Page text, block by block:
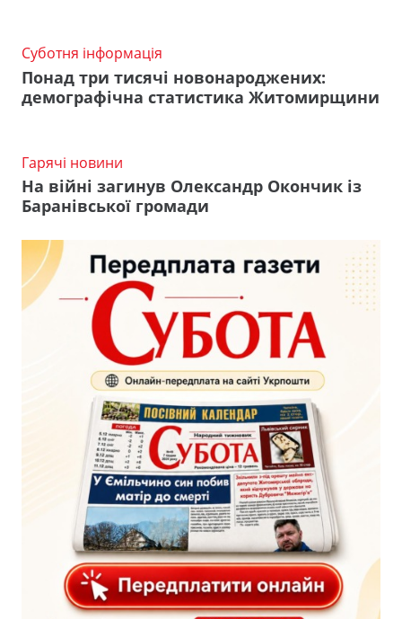
Суботня інформація
Понад три тисячі новонароджених:
демографічна статистика Житомирщини
Гарячі новини
На війні загинув Олександр Окончик із
Баранівської громади